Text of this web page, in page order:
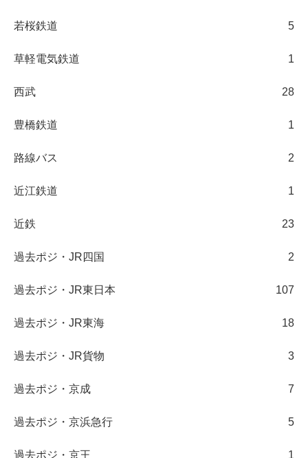
若桜鉄道 5
草軽電気鉄道 1
西武 28
豊橋鉄道 1
路線バス 2
近江鉄道 1
近鉄 23
過去ポジ・JR四国 2
過去ポジ・JR東日本 107
過去ポジ・JR東海 18
過去ポジ・JR貨物 3
過去ポジ・京成 7
過去ポジ・京浜急行 5
過去ポジ・京王 1